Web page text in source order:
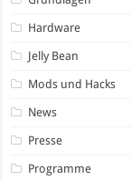
Hardware
Jelly Bean
Mods und Hacks
News
Presse
Programme